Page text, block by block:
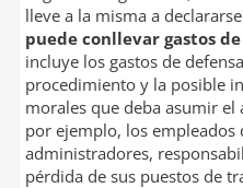
lleve a la misma a
puede conllevar gastos
incluye los gastos de
procedimiento y la posible
morales que deba asumir
por ejemplo, los empleados
administradores,
pérdida de sus puestos de